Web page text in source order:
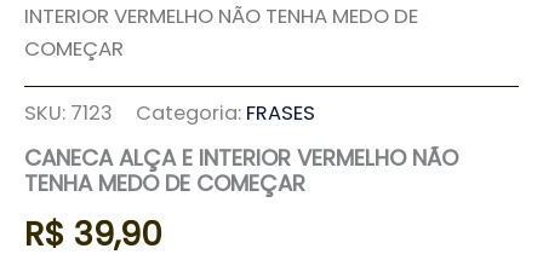
INTERIOR VERMELHO NÃO TENHA MEDO DE
COMEÇAR
SKU: 7123 Categoria: FRASES
CANECA ALÇA E INTERIOR VERMELHO NÃO
TENHA MEDO DE COMEÇAR
R$ 39,90